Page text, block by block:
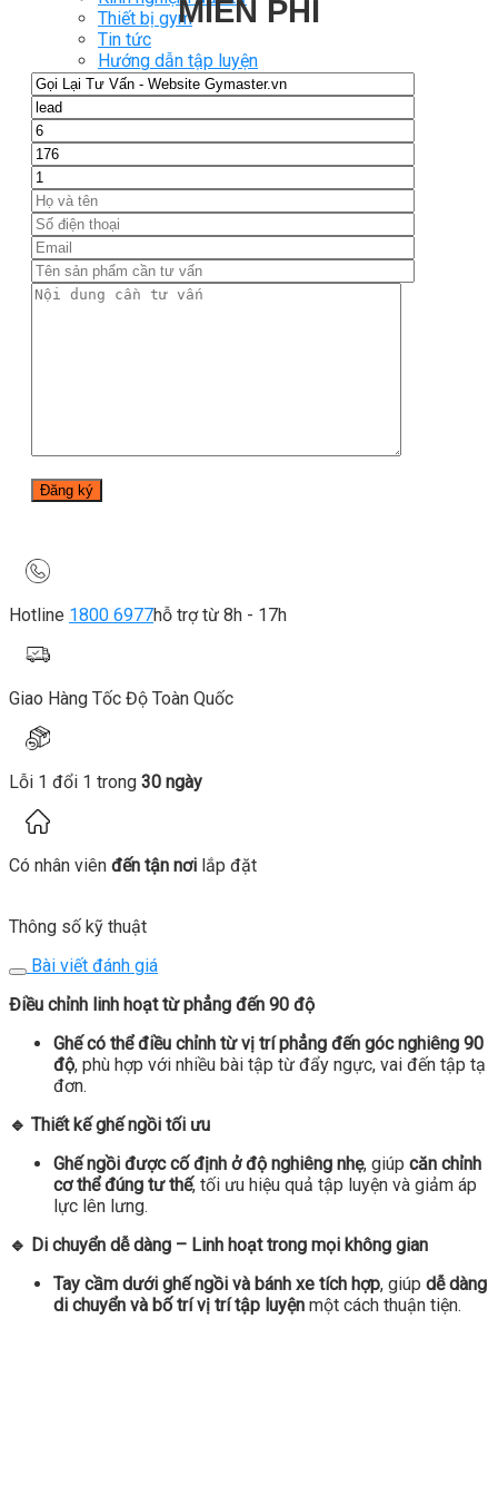
Thiết bị gym
Tin tức
Hướng dẫn tập luyện
Chế độ ăn uống
Liên Hệ
Tìm kiếm:
0
Chưa có sản phẩm trong giỏ hàng.
Tìm kiếm:
MIỄN PHÍ
Hotline 1800 6977hỗ trợ từ 8h - 17h
Giao Hàng Tốc Độ Toàn Quốc
Lỗi 1 đổi 1 trong 30 ngày
Có nhân viên đến tận nơi lắp đặt
Thông số kỹ thuật
Bài viết đánh giá
Điều chỉnh linh hoạt từ phẳng đến 90 độ
Ghế có thể điều chỉnh từ vị trí phẳng đến góc nghiêng 90
độ, phù hợp với nhiều bài tập từ đẩy ngực, vai đến tập tạ
đơn.
🔹 Thiết kế ghế ngồi tối ưu
Ghế ngồi được cố định ở độ nghiêng nhẹ, giúp căn chỉnh
cơ thể đúng tư thế, tối ưu hiệu quả tập luyện và giảm áp
lực lên lưng.
🔹 Di chuyển dễ dàng – Linh hoạt trong mọi không gian
Tay cầm dưới ghế ngồi và bánh xe tích hợp, giúp dễ dàng
di chuyển và bố trí vị trí tập luyện một cách thuận tiện.